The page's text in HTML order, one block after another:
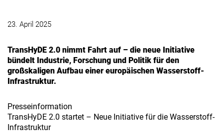
23. April 2025
TransHyDE 2.0 nimmt Fahrt auf – die neue Initiative
bündelt Industrie, Forschung und Politik für den
großskaligen Aufbau einer europäischen Wasserstoff-
Infrastruktur.
Presseinformation
TransHyDE 2.0 startet – Neue Initiative für die Wasserstoff-
Infrastruktur